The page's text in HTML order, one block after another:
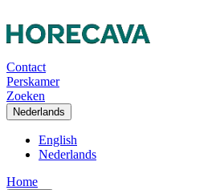
Contact
Perskamer
Zoeken
Nederlands
English
Nederlands
Home